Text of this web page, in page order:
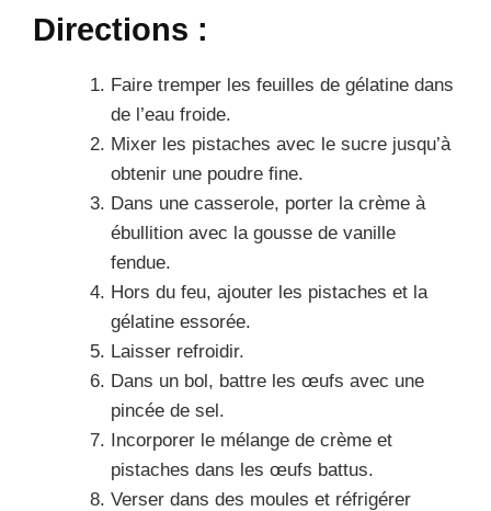
Directions :
Faire tremper les feuilles de gélatine dans
de l’eau froide.
Mixer les pistaches avec le sucre jusqu’à
obtenir une poudre fine.
Dans une casserole, porter la crème à
ébullition avec la gousse de vanille
fendue.
Hors du feu, ajouter les pistaches et la
gélatine essorée.
Laisser refroidir.
Dans un bol, battre les œufs avec une
pincée de sel.
Incorporer le mélange de crème et
pistaches dans les œufs battus.
Verser dans des moules et réfrigérer